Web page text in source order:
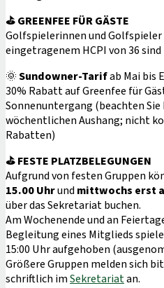
⛳GREENFEE FÜR GÄSTE
Golfspielerinnen und Golfspieler
eingetragenem HCPI von 36
🌞Sundowner-Tarifab Mai bis
30% Rabatt auf Greenfee für
Sonnenuntergang (beachten
wöchentlichen Aushang; nicht
Rabatten)
⛳FESTE PLATZBELEGUNGEN
Aufgrund von festen Gruppen
15.00 Uhrundmittwochs erst
über das Sekretariat buchen.
Am Wochenende und an
Begleitung eines Mitglieds
15:00 Uhr aufgehoben
Größere Gruppen melden sich
schriftlich imSekretariatan.